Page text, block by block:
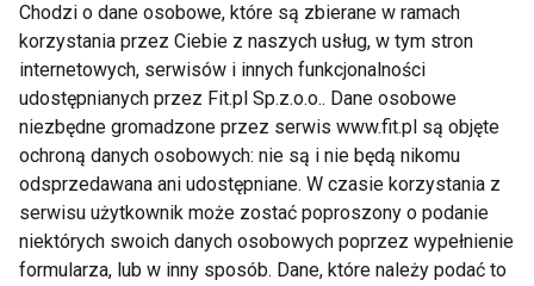
poznana, wzbudzająca nadal wiele wątpliwości.
Badania wykazują, że pewne cechy osobowości,
takie jak: perfekcjonizm, nadmierna koncentracja na
osiągnięciach, niskie poczucie własnej wartości,
oparte na rywalizacji relacje z rówieśnikami i
rodzeństwem, mogą zwiększać ryzyko zaburzeń
jedzenia.
Chodzi o dane osobowe, które są zbierane w ramach
korzystania przez Ciebie z naszych usług, w tym stron
internetowych, serwisów i innych funkcjonalności
udostępnianych przez Fit.pl Sp.z.o.o.. Dane osobowe
niezbędne gromadzone przez serwis www.fit.pl są objęte
ochroną danych osobowych: nie są i nie będą nikomu
odsprzedawana ani udostępniane. W czasie korzystania z
serwisu użytkownik może zostać poproszony o podanie
niektórych swoich danych osobowych poprzez wypełnienie
formularza, lub w inny sposób. Dane, które należy podać to